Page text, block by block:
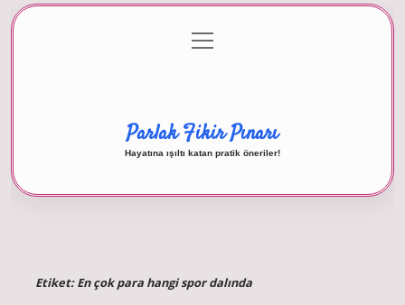
Gizlilik Politikası
menüyü
aç
Parlak Fikir Pınarı
Hayatına ışıltı katan pratik öneriler!
Etiket:En çok para hangi spor dalında